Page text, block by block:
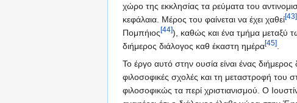
χώρο της εκκλησίας τα ρεύματα του
κεφάλαια. Μέρος του φαίνεται να έχει χαθεί[43]
Πομπήιος[44]), καθώς και ένα τμήμα μεταξύ
διήμερος διάλογος καθ έκαστη ημέρα[45]
Το έργο αυτό στην ουσία είναι ένας διήμερος
φιλοσοφικές σχολές και τη μεταστροφή του
φιλοσοφικώς τα περί χριστιανισμού. Ο